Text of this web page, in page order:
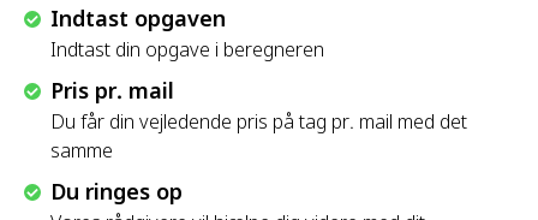
Indtast opgaven
Indtast din opgave i beregneren
Pris pr. mail
Du får din vejledende pris på tag pr. mail med det
samme
Du ringes op